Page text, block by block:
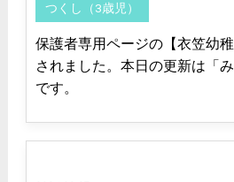
つくし（3歳児）
保護者専用ページの【衣笠幼
されました。本日の更新は「
です。